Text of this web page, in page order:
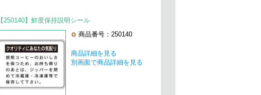
【250140】鮮度保持説明シール
商品番号：250140
商品詳細を見る
別画面で商品詳細を見る